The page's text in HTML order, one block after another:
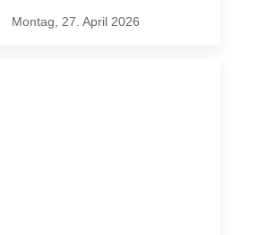
Montag, 27. April 2026